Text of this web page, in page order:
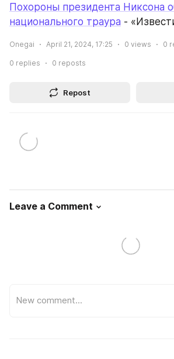
Похороны президента Никсона
национального траура -
Onegai April 21, 2024, 17:25 0 views 0
0 replies 0 reposts
Repost
Leave a Comment